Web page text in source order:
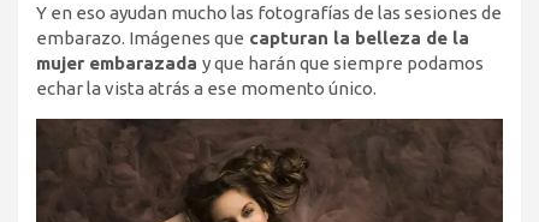
Y en eso ayudan mucho las fotografías de las sesiones de
embarazo. Imágenes que capturan la belleza de la
mujer embarazada y que harán que siempre podamos
echar la vista atrás a ese momento único.